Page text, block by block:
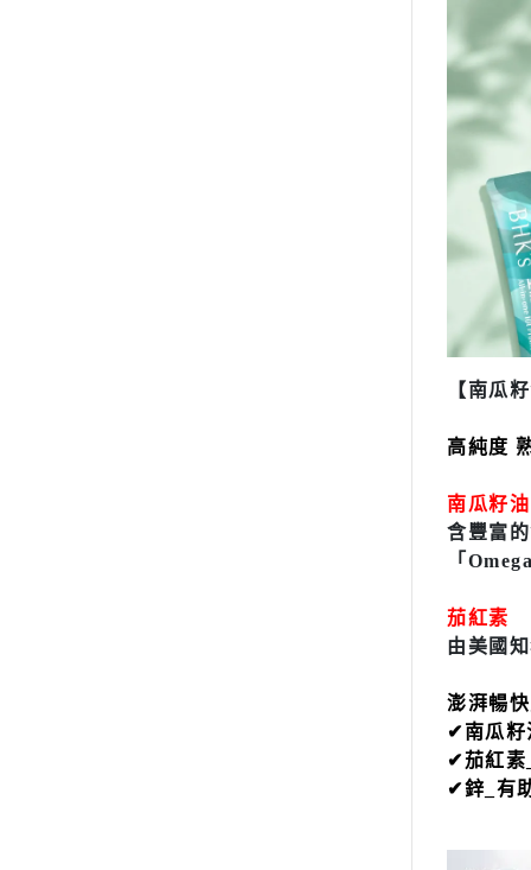
【南瓜
高純度
南瓜籽油
含豐富
「
茄紅素
由美國
澎湃暢
✔南瓜籽
✔茄紅素
✔鋅_有